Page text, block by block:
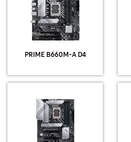
PRIME B660M-A D4